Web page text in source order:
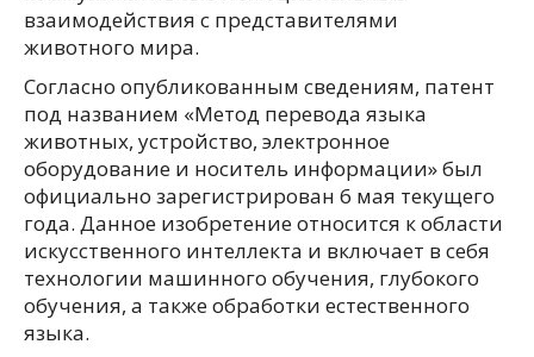
взаимодействия с представителями
животного мира.
Согласно опубликованным сведениям, патент
под названием «Метод перевода языка
животных, устройство, электронное
оборудование и носитель информации» был
официально зарегистрирован 6 мая текущего
года. Данное изобретение относится к области
искусственного интеллекта и включает в себя
технологии машинного обучения, глубокого
обучения, а также обработки естественного
языка.